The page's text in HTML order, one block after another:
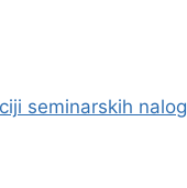
seminarskih nalog